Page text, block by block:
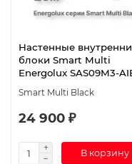
Настенные
блоки Smart Multi
Energolux SAS09M3-
Smart Multi Black
24 900 ₽
В корзину